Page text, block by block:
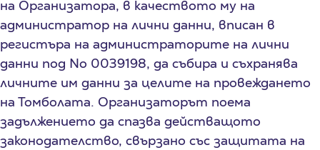
на Организатора, в качеството му на
администратор на лични данни, вписан в
регистъра на администраторите на лични
данни под No 0039198, да събира и съхранява
личните им данни за целите на провеждането
на Томболата. Организаторът поема
задължението да спазва действащото
законодателство, свързано със защитата на